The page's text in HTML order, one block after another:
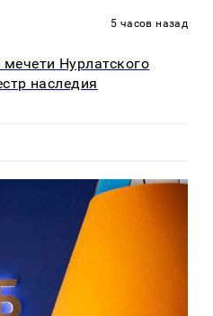
5 часов назад
Нурлатского
наследия